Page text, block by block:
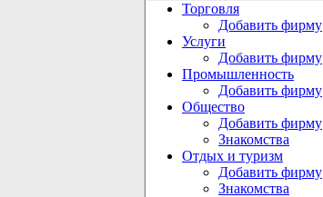
Торговля
Добавить фирму
Услуги
Добавить фирму
Промышленность
Добавить фирму
Общество
Добавить фирму
Знакомства
Отдых и туризм
Добавить фирму
Знакомства